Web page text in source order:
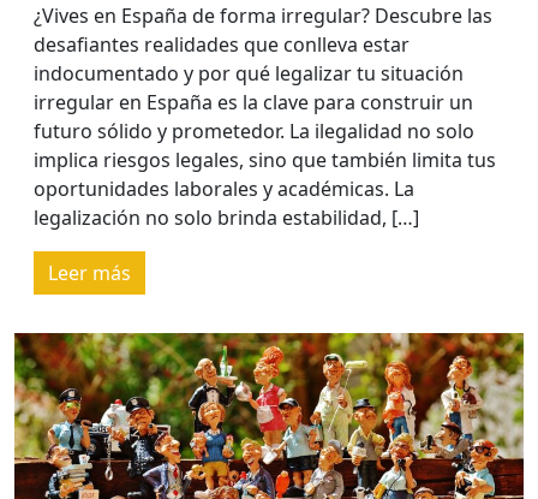
¿Vives en España de forma irregular? Descubre las
desafiantes realidades que conlleva estar
indocumentado y por qué legalizar tu situación
irregular en España es la clave para construir un
futuro sólido y prometedor. La ilegalidad no solo
implica riesgos legales, sino que también limita tus
oportunidades laborales y académicas. La
legalización no solo brinda estabilidad, […]
Leer más